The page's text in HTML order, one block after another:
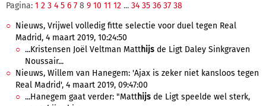
Pagina: 1 2 3 4 5 6 7 8 9 10 11 12 ... 34 35 36 37 38
Nieuws, Vrijwel volledig fitte selectie voor duel tegen Real
Madrid, 4 maart 2019, 10:24:50
...Kristensen Joël Veltman Matthijs de Ligt Daley Sinkgraven
Noussair...
Nieuws, Willem van Hanegem: 'Ajax is zeker niet kansloos tegen
Real Madrid', 4 maart 2019, 09:47:00
...Hanegem gaat verder: "Matthijs de Ligt speelde wel sterk,